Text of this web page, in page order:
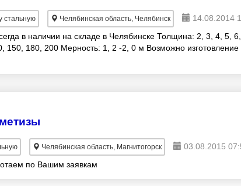
стальную Челябинская область, Челябинск
14.08.2014
в наличии на складе в Челябинске Толщина: 2, 3, 4, 5, 6,
180, 200 Мерность: 1, 2 -2, 0 м Возможно изготовление
Челябинская область, Магнитогорск
03.08.2015
по Вашим заявкам